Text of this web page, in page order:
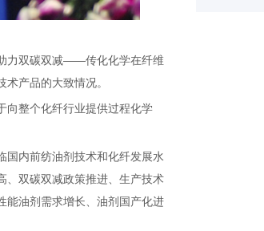
力双碳双减——传化化学在纤维
产品的大致情况。
整个化纤行业提供过程化学
内前纺油剂技术和化纤发展水
、双碳双减政策推进、生产技术
能油剂需求增长、油剂国产化进